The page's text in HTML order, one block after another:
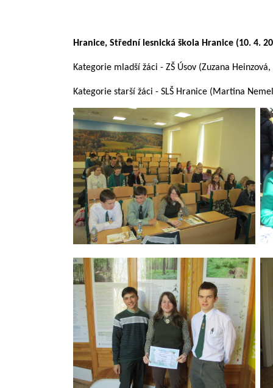
Hranice, Střední lesnická škola Hranice (10. 4.
Kategorie mladší žáci - ZŠ Úsov (Zuzana
Kategorie starší žáci - SLŠ Hranice (Martina